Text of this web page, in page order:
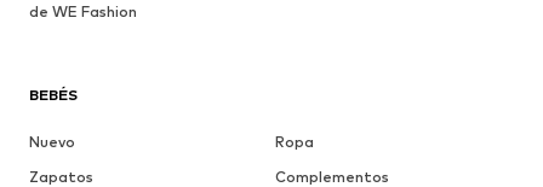
BEBÉS
Nuevo
Ropa
Zapatos
Complementos
de WE Fashion